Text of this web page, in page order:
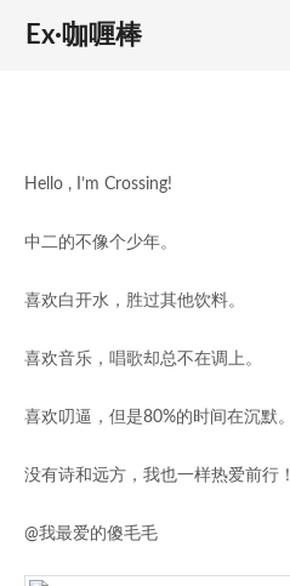
Ex·咖喱棒
Hello , I’m Crossing!
中二的不像个少年。
喜欢白开水，胜过其他饮料。
喜欢音乐，唱歌却总不在调上。
喜欢叨逼，但是80%的时间在沉默。
没有诗和远方，我也一样热爱前行！
@我最爱的傻毛毛